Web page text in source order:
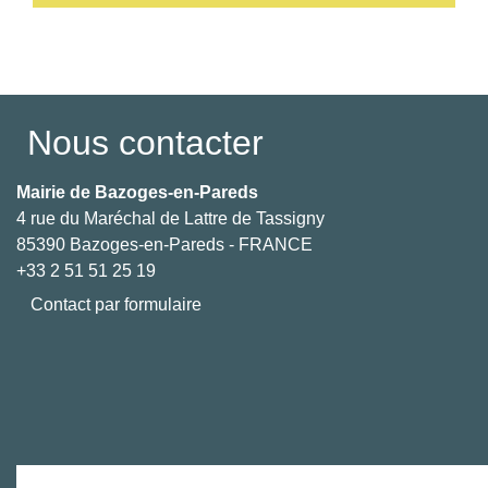
Nous contacter
Mairie de Bazoges-en-Pareds
4 rue du Maréchal de Lattre de Tassigny
85390 Bazoges-en-Pareds - FRANCE
+33 2 51 51 25 19
Contact par formulaire